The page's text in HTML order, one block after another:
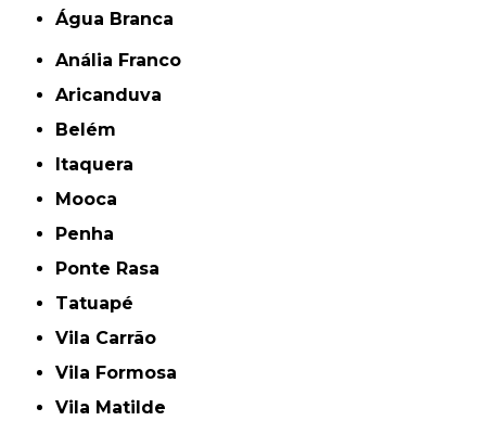
Água Branca
Anália Franco
Aricanduva
Belém
Itaquera
Mooca
Penha
Ponte Rasa
Tatuapé
Vila Carrão
Vila Formosa
Vila Matilde